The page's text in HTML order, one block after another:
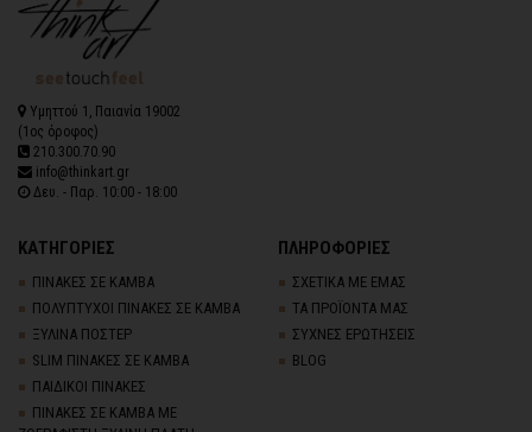
Υμηττού 1, Παιανία 19002
(1ος όροφος)
210.300.70.90
info@thinkart.gr
Δευ. - Παρ. 10:00 - 18:00
ΚΑΤΗΓΟΡΙΕΣ
ΠΙΝΑΚΕΣ ΣΕ ΚΑΜΒΑ
ΠΟΛΥΠΤΥΧΟΙ ΠΙΝΑΚΕΣ ΣΕ ΚΑΜΒΑ
ΞΥΛΙΝΑ ΠΟΣΤΕΡ
SLIM ΠΙΝΑΚΕΣ ΣΕ ΚΑΜΒΑ
ΠΑΙΔΙΚΟΙ ΠΙΝΑΚΕΣ
ΠΙΝΑΚΕΣ ΣΕ ΚΑΜΒΑ ΜΕ
ΠΛΗΡΟΦΟΡΙΕΣ
ΣΧΕΤΙΚΑ ΜΕ ΕΜΑΣ
ΤΑ ΠΡΟΪΟΝΤΑ ΜΑΣ
ΣΥΧΝΕΣ ΕΡΩΤΗΣΕΙΣ
BLOG